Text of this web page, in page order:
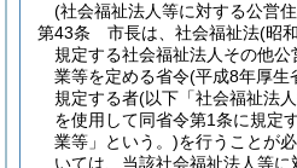
(社会福祉法人等に対する公営
第43条
市長は、社会福祉法(昭
規定する社会福祉法人その他
業等を定める省令(平成8年厚生
規定する者(以下「社会福祉法
を使用して同省令第1条に規定
業等」という。)を行うことが
いては、当該社会福祉法人等